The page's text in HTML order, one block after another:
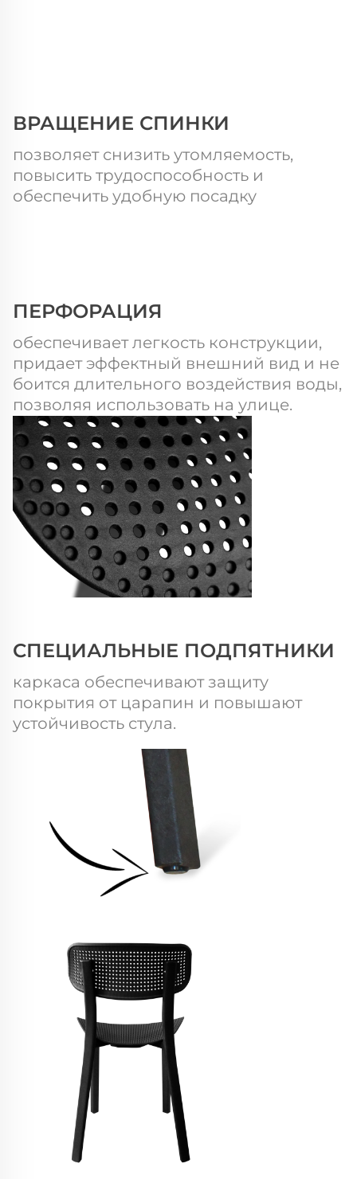
ВРАЩЕНИЕ СПИНКИ
позволяет снизить утомляемость,
повысить трудоспособность и
обеспечить удобную посадку
ПЕРФОРАЦИЯ
обеспечивает легкость конструкции,
придает эффектный внешний вид и не
боится длительного воздействия воды,
позволяя использовать на улице.
СПЕЦИАЛЬНЫЕ ПОДПЯТНИКИ
каркаса обеспечивают защиту
покрытия от царапин и повышают
устойчивость стула.